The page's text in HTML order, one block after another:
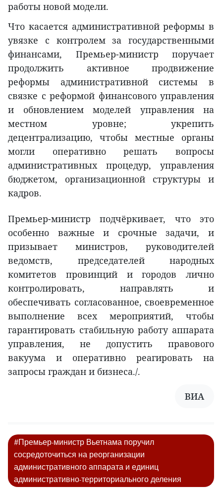
работы новой модели.
Что касается административной реформы в
увязке с контролем за государственными
финансами, Премьер-министр поручает
продолжить активное продвижение
реформы административной системы в
связке с реформой финансового управления
и обновлением моделей управления на
местном уровне; укрепить
децентрализацию, чтобы местные органы
могли оперативно решать вопросы
административных процедур, управления
бюджетом, организационной структуры и
кадров.
Премьер-министр подчёркивает, что это
особенно важные и срочные задачи, и
призывает министров, руководителей
ведомств, председателей народных
комитетов провинций и городов лично
контролировать, направлять и
обеспечивать согласованное, своевременное
выполнение всех мероприятий, чтобы
гарантировать стабильную работу аппарата
управления, не допустить правового
вакуума и оперативно реагировать на
запросы граждан и бизнеса./.
ВИА
#Премьер-министр Вьетнама поручил
сосредоточиться на реорганизации
административного аппарата и единиц
административно-территориального деления